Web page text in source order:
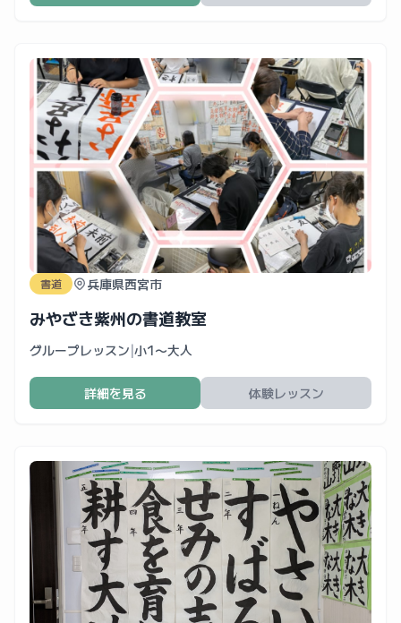
書道 兵庫県西宮市
みやざき紫州の書道教室
グループレッスン|小1〜大人
詳細を見る 体験レッスン